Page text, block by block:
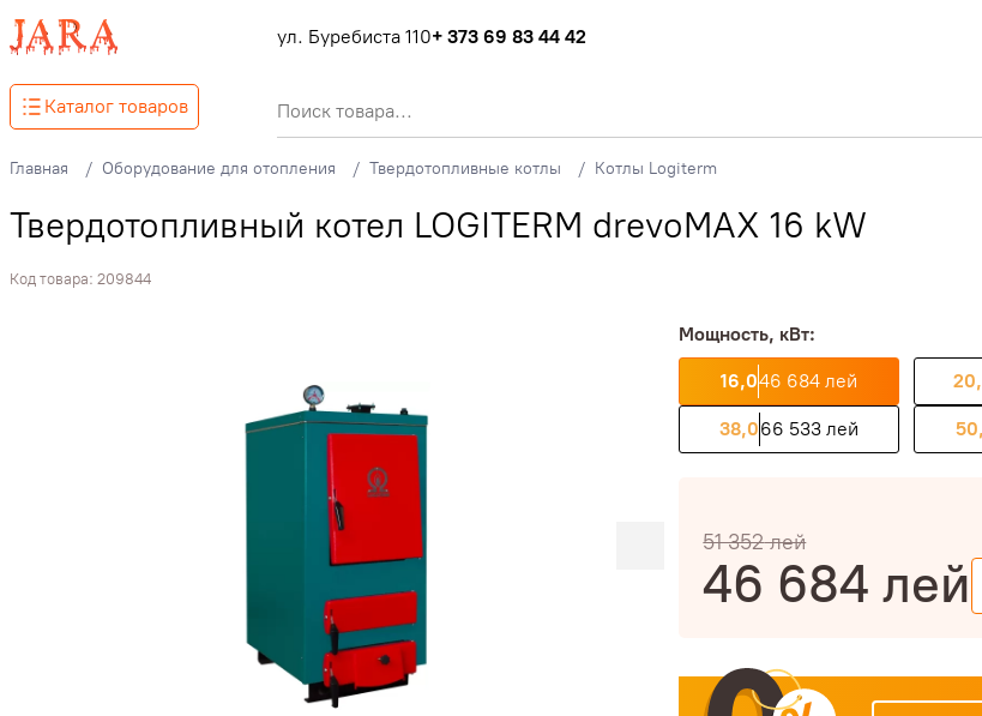
ул. Буребиста 110+ 373 69 83 44 42
Каталог товаров
Главная Оборудование для отопления Твердотопливные котлы Котлы Logiterm
Твердотопливный котел LOGITERM drevoMAX 16 kW
Код товара: 209844
Мощность, кВт:
16,046 684 лей
38,066 533 лей
51 352лей
46 684 лей